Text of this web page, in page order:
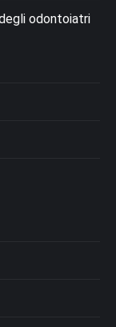
odontoiatri